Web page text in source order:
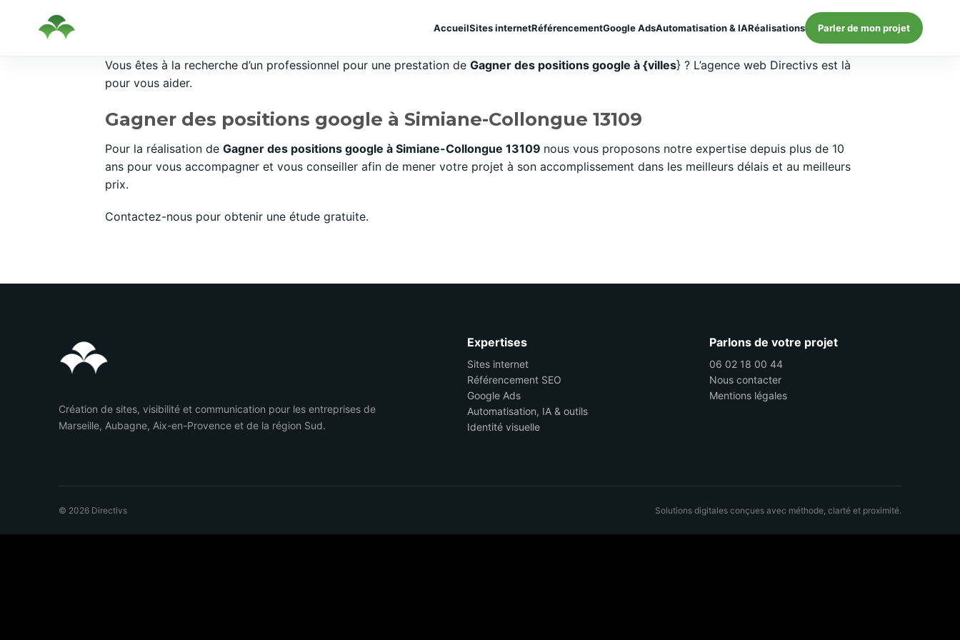
AccueilSites internetRéférencementGoogle AdsAutomatisation & IARéalisations Parler de mon projet
Vous êtes à la recherche d’un professionnel pour une prestation de Gagner des positions google à {villes} ? L’agence web Directivs est là
pour vous aider.
Gagner des positions google à Simiane-Collongue 13109
Pour la réalisation de Gagner des positions google à Simiane-Collongue 13109 nous vous proposons notre expertise depuis plus de 10
ans pour vous accompagner et vous conseiller afin de mener votre projet à son accomplissement dans les meilleurs délais et au meilleurs
prix.
Contactez-nous pour obtenir une étude gratuite.
Création de sites, visibilité et communication pour les entreprises de
Marseille, Aubagne, Aix-en-Provence et de la région Sud.
Expertises
Sites internet
Référencement SEO
Google Ads
Automatisation, IA & outils
Identité visuelle
Parlons de votre projet
06 02 18 00 44
Nous contacter
Mentions légales
© 2026 Directivs Solutions digitales conçues avec méthode, clarté et proximité.